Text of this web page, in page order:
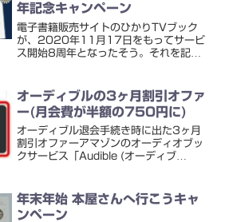
年記念キャンペーン
電子書籍販売サイトのひかりTVブック
が、2020年11月17日をもってサービ
ス開始8周年となったそう。それを記念
ードが出ていますので、「鬼滅の刃」全
巻セットまとめ買...
オーディブルの3ヶ月割引オファ
ー(月会費が半額の750円に)
オーディブル退会手続き時に出た3ヶ月
割引オファーアマゾンのオーディオブッ
クサービス「Audible (オーディブ
3ヶ月割引オファーってのが出てきまし
た。Audib...
年末年始 本屋さんへ行こうキャ
ンペーン